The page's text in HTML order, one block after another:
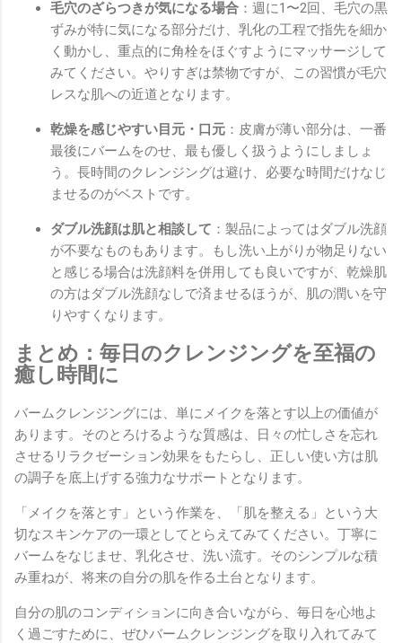
毛穴のざらつきが気になる場合 ：週に1〜2回、毛穴の黒
ずみが特に気になる部分だけ、乳化の工程で指先を細か
く動かし、重点的に角栓をほぐすようにマッサージして
みてください。やりすぎは禁物ですが、この習慣が毛穴
レスな肌への近道となります。
乾燥を感じやすい目元・口元 ：皮膚が薄い部分は、一番
最後にバームをのせ、最も優しく扱うようにしましょ
う。長時間のクレンジングは避け、必要な時間だけなじ
ませるのがベストです。
ダブル洗顔は肌と相談して ：製品によってはダブル洗顔
が不要なものもあります。もし洗い上がりが物足りない
と感じる場合は洗顔料を併用しても良いですが、乾燥肌
の方はダブル洗顔なしで済ませるほうが、肌の潤いを守
りやすくなります。
まとめ：毎日のクレンジングを至福の
癒し時間に
バームクレンジングには、単にメイクを落とす以上の価値が
あります。そのとろけるような質感は、日々の忙しさを忘れ
させるリラクゼーション効果をもたらし、正しい使い方は肌
の調子を底上げする強力なサポートとなります。
「メイクを落とす」という作業を、「肌を整える」という大
切なスキンケアの一環としてとらえてみてください。丁寧に
バームをなじませ、乳化させ、洗い流す。そのシンプルな積
み重ねが、将来の自分の肌を作る土台となります。
自分の肌のコンディションに向き合いながら、毎日を心地よ
く過ごすために、ぜひバームクレンジングを取り入れてみて